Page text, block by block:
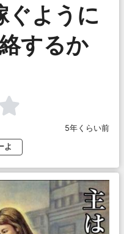
ぐように
するか
5年くらい前
よ